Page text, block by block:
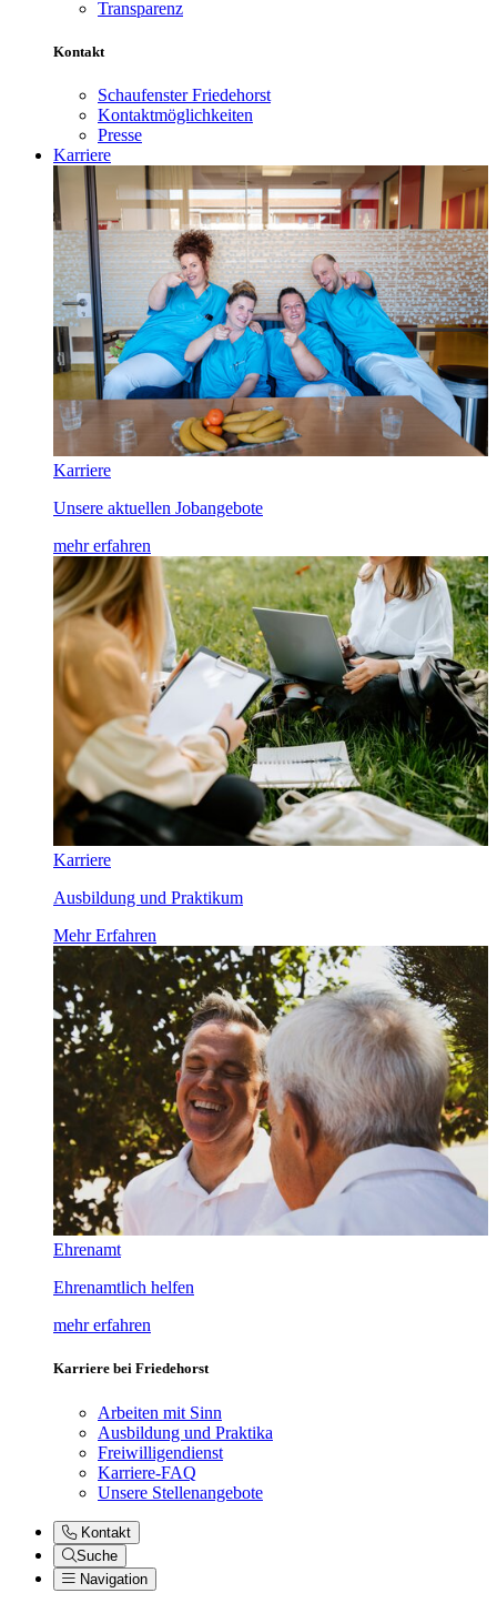
Transparenz
Kontakt
Schaufenster Friedehorst
Kontaktmöglichkeiten
Presse
Karriere
Karriere
Unsere aktuellen Jobangebote
mehr erfahren
Karriere
Ausbildung und Praktikum
Mehr Erfahren
Ehrenamt
Ehrenamtlich helfen
mehr erfahren
Karriere bei Friedehorst
Arbeiten mit Sinn
Ausbildung und Praktika
Freiwilligendienst
Karriere-FAQ
Unsere Stellenangebote
Kontakt
Suche
Navigation